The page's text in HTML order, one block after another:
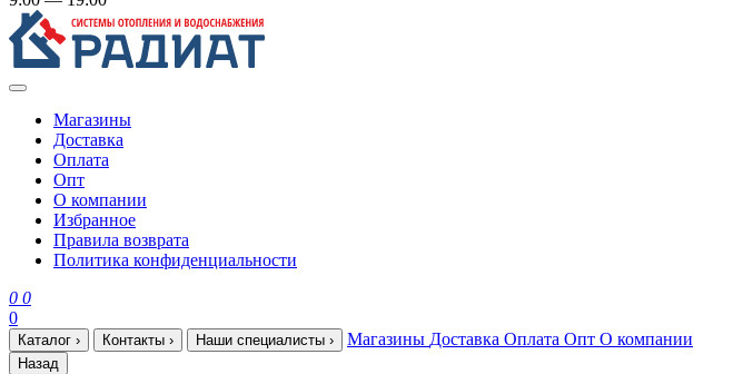
Магазины
Доставка
Оплата
Опт
О компании
Избранное
Правила возврата
Политика конфиденциальности
0 0
0
Каталог › Контакты › Наши специалисты › Магазины Доставка Оплата Опт О компании
Назад